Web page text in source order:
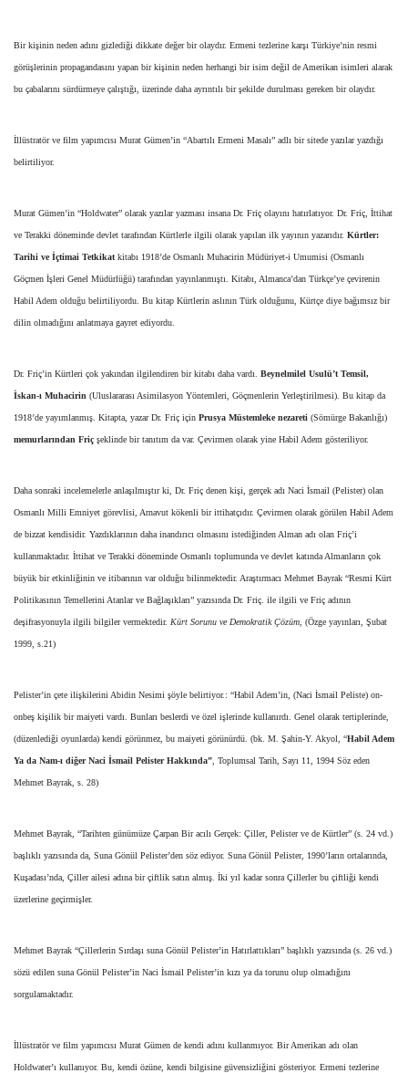
Bir kişinin neden adını gizlediği dikkate değer bir olaydır. Ermeni tezlerine karşı Türkiye’nin resmi
görüşlerinin propagandasını yapan bir kişinin neden herhangi bir isim değil de Amerikan isimleri alarak
bu çabalarını sürdürmeye çalıştığı, üzerinde daha ayrıntılı bir şekilde durulması gereken bir olaydır.
İllüstratör ve film yapımcısı Murat Gümen’in “Abartılı Ermeni Masalı” adlı bir sitede yazılar yazdığı
belirtiliyor.
Murat Gümen’in “Holdwater” olarak yazılar yazması insana Dr. Friç olayını hatırlatıyor. Dr. Friç, İttihat
ve Terakki döneminde devlet tarafından Kürtlerle ilgili olarak yapılan ilk yayının yazarıdır. Kürtler:
Tarihi ve İçtimai Tetkikat kitabı 1918’de Osmanlı Muhacirin Müdüriyet-i Umumisi (Osmanlı
Göçmen İşleri Genel Müdürlüğü) tarafından yayınlanmıştı. Kitabı, Almanca’dan Türkçe’ye çevirenin
Habil Adem olduğu belirtiliyordu. Bu kitap Kürtlerin aslının Türk olduğunu, Kürtçe diye bağımsız bir
dilin olmadığını anlatmaya gayret ediyordu.
Dr. Friç’in Kürtleri çok yakından ilgilendiren bir kitabı daha vardı. Beynelmilel Usulü’t Temsil,
İskan-ı Muhacirin (Uluslararası Asimilasyon Yöntemleri, Göçmenlerin Yerleştirilmesi). Bu kitap da
1918’de yayımlanmış. Kitapta, yazar Dr. Friç için Prusya Müstemleke nezareti (Sömürge Bakanlığı)
memurlarından Friç şeklinde bir tanıtım da var. Çevirmen olarak yine Habil Adem gösteriliyor.
Daha sonraki incelemelerle anlaşılmıştır ki, Dr. Friç denen kişi, gerçek adı Naci İsmail (Pelister) olan
Osmanlı Milli Emniyet görevlisi, Arnavut kökenli bir ittihatçıdır. Çevirmen olarak görülen Habil Adem
de bizzat kendisidir. Yazdıklarının daha inandırıcı olmasını istediğinden Alman adı olan Friç’i
kullanmaktadır. İttihat ve Terakki döneminde Osmanlı toplumunda ve devlet katında Almanların çok
büyük bir etkinliğinin ve itibarının var olduğu bilinmektedir. Araştırmacı Mehmet Bayrak “Resmi Kürt
Politikasının Temellerini Atanlar ve Bağlaşıkları” yazısında Dr. Friç. ile ilgili ve Friç adının
deşifrasyonuyla ilgili bilgiler vermektedir. Kürt Sorunu ve Demokratik Çözüm , (Özge yayınları, Şubat
1999, s.21)
Pelister’in çete ilişkilerini Abidin Nesimi şöyle belirtiyor.: “Habil Adem’in, (Naci İsmail Peliste) on-
onbeş kişilik bir maiyeti vardı. Bunları beslerdi ve özel işlerinde kullanırdı. Genel olarak tertiplerinde,
(düzenlediği oyunlarda) kendi görünmez, bu maiyeti görünürdü. (bk. M. Şahin-Y. Akyol, “Habil Adem
Ya da Nam-ı diğer Naci İsmail Pelister Hakkında” , Toplumsal Tarih, Sayı 11, 1994 Söz eden
Mehmet Bayrak, s. 28)
Mehmet Bayrak, “Tarihten günümüze Çarpan Bir acılı Gerçek: Çiller, Pelister ve de Kürtler” (s. 24 vd.)
başlıklı yazısında da, Suna Gönül Pelister’den söz ediyor. Suna Gönül Pelister, 1990’ların ortalarında,
Kuşadası’nda, Çiller ailesi adına bir çiftlik satın almış. İki yıl kadar sonra Çillerler bu çiftliği kendi
üzerlerine geçirmişler.
Mehmet Bayrak “Çillerlerin Sırdaşı suna Gönül Pelister’in Hatırlattıkları” başlıklı yazısında (s. 26 vd.)
sözü edilen suna Gönül Pelister’in Naci İsmail Pelister’in kızı ya da torunu olup olmadığını
sorgulamaktadır.
İllüstratör ve film yapımcısı Murat Gümen de kendi adını kullanmıyor. Bir Amerikan adı olan
Holdwater’ı kullanıyor. Bu, kendi özüne, kendi bilgisine güvensizliğini gösteriyor. Ermeni tezlerine